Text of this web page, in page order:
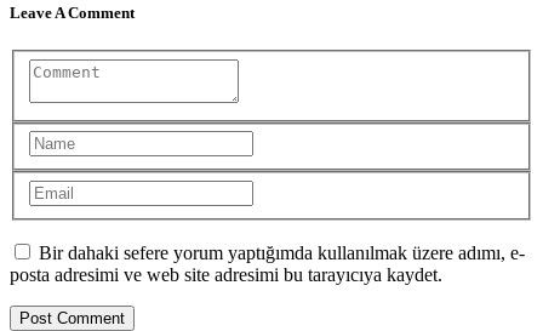
Leave A Comment
Bir dahaki sefere yorum yaptığımda kullanılmak üzere adımı, e-
posta adresimi ve web site adresimi bu tarayıcıya kaydet.